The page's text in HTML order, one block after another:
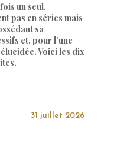
un seul.
pas en séries mais
sa
et, pour l’une
Voici les dix
31 juillet 2026